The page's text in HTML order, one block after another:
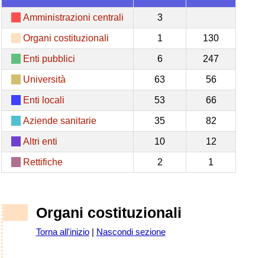
Amministrazioni centrali 3
Organi costituzionali 1 130
Enti pubblici 6 247
Università 63 56
Enti locali 53 66
Aziende sanitarie 35 82
Altri enti 10 12
Rettifiche 2 1
Organi costituzionali
Torna all'inizio| Nascondi sezione